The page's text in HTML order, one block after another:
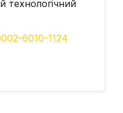
технологічний
6010-1124